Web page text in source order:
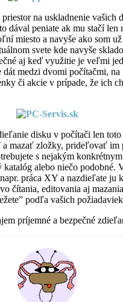
na uskladnenie vašich
dával peniate ak mu stačí len
miesto a navyše ako som
svete kde navyše
aj keď využitie je veľmi
medzi dvomi počítačmi, na
či akcie v prípade, že ich
disku v počítači len
mazať zložky, prideľovať im
s nejakým
alebo niečo podobné.
práca XY a nazdieľate ju
čítania, editovania aj
podľa vašich
príjemné a bezpečné